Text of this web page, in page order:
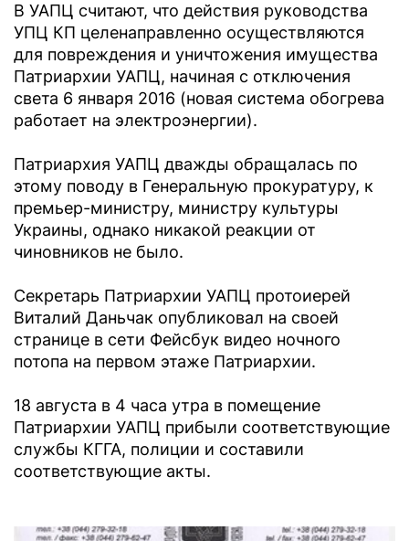
В УАПЦ считают, что действия руководства
УПЦ КП целенаправленно осуществляются
для повреждения и уничтожения имущества
Патриархии УАПЦ, начиная с отключения
света 6 января 2016 (новая система обогрева
работает на электроэнергии).
Патриархия УАПЦ дважды обращалась по
этому поводу в Генеральную прокуратуру, к
премьер-министру, министру культуры
Украины, однако никакой реакции от
чиновников не было.
Секретарь Патриархии УАПЦ протоиерей
Виталий Даньчак опубликовал на своей
странице в сети Фейсбук видео ночного
потопа на первом этаже Патриархии.
18 августа в 4 часа утра в помещение
Патриархии УАПЦ прибыли соответствующие
службы КГГА, полиции и составили
соответствующие акты.